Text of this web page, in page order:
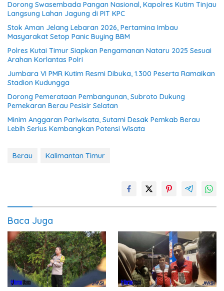
Dorong Swasembada Pangan Nasional, Kapolres Kutim Tinjau
Langsung Lahan Jagung di PIT KPC
Stok Aman Jelang Lebaran 2026, Pertamina Imbau
Masyarakat Setop Panic Buying BBM
Polres Kutai Timur Siapkan Pengamanan Nataru 2025 Sesuai
Arahan Korlantas Polri
Jumbara VI PMR Kutim Resmi Dibuka, 1.300 Peserta Ramaikan
Stadion Kudungga
Dorong Pemerataan Pembangunan, Subroto Dukung
Pemekaran Berau Pesisir Selatan
Minim Anggaran Pariwisata, Sutami Desak Pemkab Berau
Lebih Serius Kembangkan Potensi Wisata
Berau Kalimantan Timur
Baca Juga